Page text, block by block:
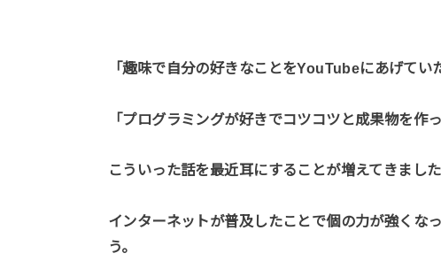
「趣味で自分の好きなことをYouTubeにあげてい
「プログラミングが好きでコツコツと成果物を作
こういった話を最近耳にすることが増えてきました
インターネットが普及したことで個の力が強くな
う。